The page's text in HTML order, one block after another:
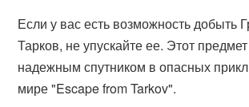
Если у вас есть возможность добыть
Тарков, не упускайте ее. Этот
надежным спутником в опасных
мире "Escape from Tarkov".